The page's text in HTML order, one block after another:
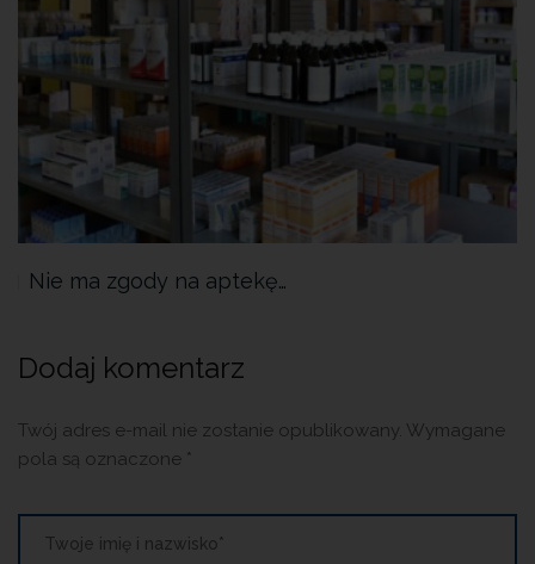
Nie ma zgody na aptekę…
Dodaj komentarz
Twój adres e-mail nie zostanie opublikowany. Wymagane
pola są oznaczone *